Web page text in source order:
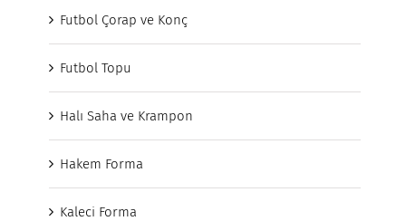
Futbol Çorap ve Konç
Futbol Topu
Halı Saha ve Krampon
Hakem Forma
Kaleci Forma